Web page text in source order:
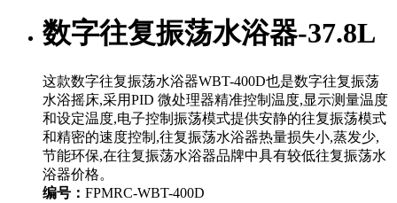
数字往复振荡水浴器-37.8L
这款数字往复振荡水浴器WBT-400D也是数字往复振荡
水浴摇床,采用PID 微处理器精准控制温度,显示测量温度
和设定温度,电子控制振荡模式提供安静的往复振荡模式
和精密的速度控制,往复振荡水浴器热量损失小,蒸发少,
节能环保,在往复振荡水浴器品牌中具有较低往复振荡水
浴器价格。
编号： FPMRC-WBT-400D